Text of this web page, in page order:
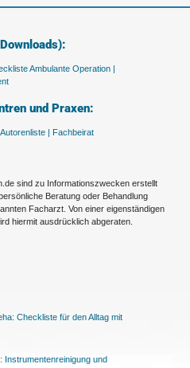
Ambulante Operation |
und Praxen:
Autorenliste | Fachbeirat
sind zu Informationszwecken erstellt
Beratung oder Behandlung
Facharzt. Von einer eigenständigen
hiermit ausdrücklich abgeraten.
Checkliste für den Alltag mit
Instrumentenreinigung und